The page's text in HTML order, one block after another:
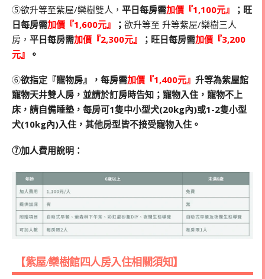
➄欲升等至紫屋/欒樹雙人， 平日每房需加價『1,100元』
；旺
日每房需加價『1,600元』 ； 欲升等至 升等紫屋/欒樹三人
房， 平日每房需加價『2,300元』 ；旺日每房需加價『3,200
元』
。
➅欲指定『寵物房』，每房需加價『1,400元』 升等為紫屋館
寵物天井雙人房，並請於訂房時告知；寵物入住，寵物不上
床，請自備睡墊，每房可1隻中小型犬(20kg內)或1-2隻小型
犬(10kg內)入住，其他房型皆不接受寵物入住。
➆加人費用說明：
【紫屋/欒樹館四人房入住相關須知】